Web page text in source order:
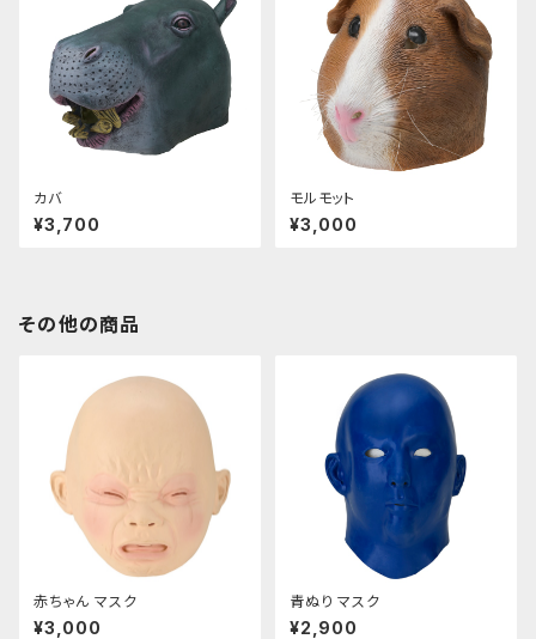
カバ
¥3,700
モルモット
¥3,000
その他の商品
赤ちゃん マスク
¥3,000
青ぬり マスク
¥2,900